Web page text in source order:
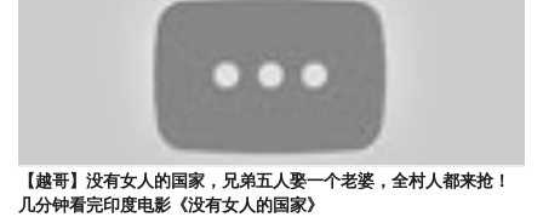
【越哥】没有女人的国家，兄弟五人娶一个老婆，全村人都来抢！
几分钟看完印度电影《没有女人的国家》